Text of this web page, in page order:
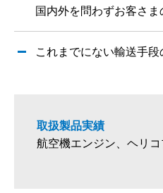
国内外を問わずお客さ
これまでにない輸送手
取扱製品実績
航空機エンジン、ヘリ